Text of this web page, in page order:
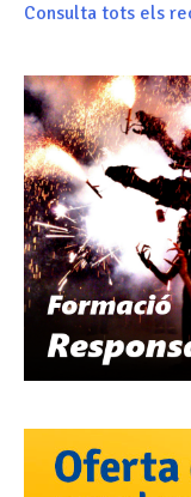
Consulta tots els